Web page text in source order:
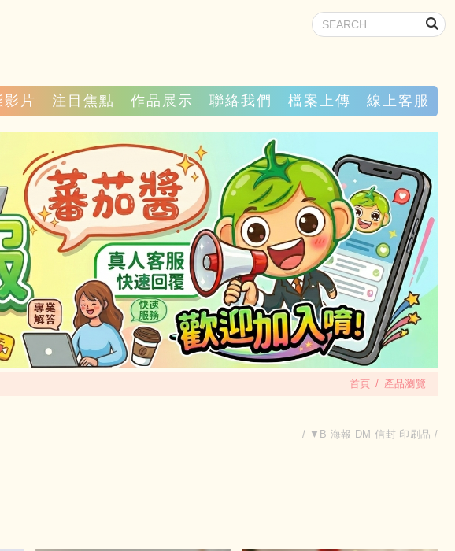
影片 注目焦點 作品展示 聯絡我們 檔案上傳 線上客服
首頁 產品瀏覽
▼B 海報 DM 信封 印刷品